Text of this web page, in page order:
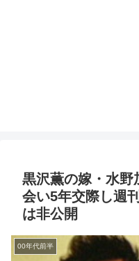
黒沢薫の嫁・水野
会い5年交際し週
は非公開
00年代前半